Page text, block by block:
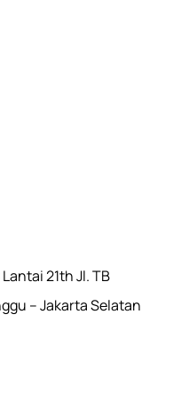
21th Jl. TB
– Jakarta Selatan